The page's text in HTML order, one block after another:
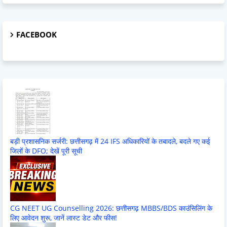
FACEBOOK
बड़ी प्रशासनिक सर्जरी: छत्तीसगढ़ में 24 IFS अधिकारियों के तबादले, बदले गए कई
जिलों के DFO; देखें पूरी सूची
CG NEET UG Counselling 2026: छत्तीसगढ़ MBBS/BDS काउंसिलिंग के
लिए आवेदन शुरू, जानें लास्ट डेट और फीस!